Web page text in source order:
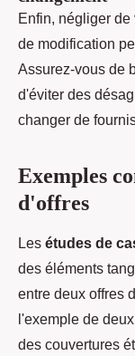
Enfin, négliger
de modification
Assurez-vous de
d'éviter des
changer de
Exemples
d'offres
Les études de
des éléments
entre deux offres
l'exemple de
des couvertures